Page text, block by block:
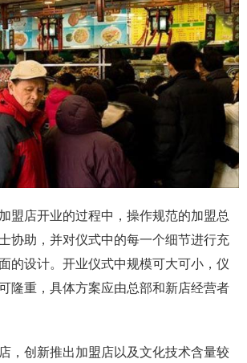
盟 店开业的过程中，操作规范的加盟总
协助，并对仪式中的每一个细节进行充
的设计。开业仪式中规模可大可小，仪
隆重，具体方案应由总部和新店经营者
，创新推出加盟店以及文化技术含量较